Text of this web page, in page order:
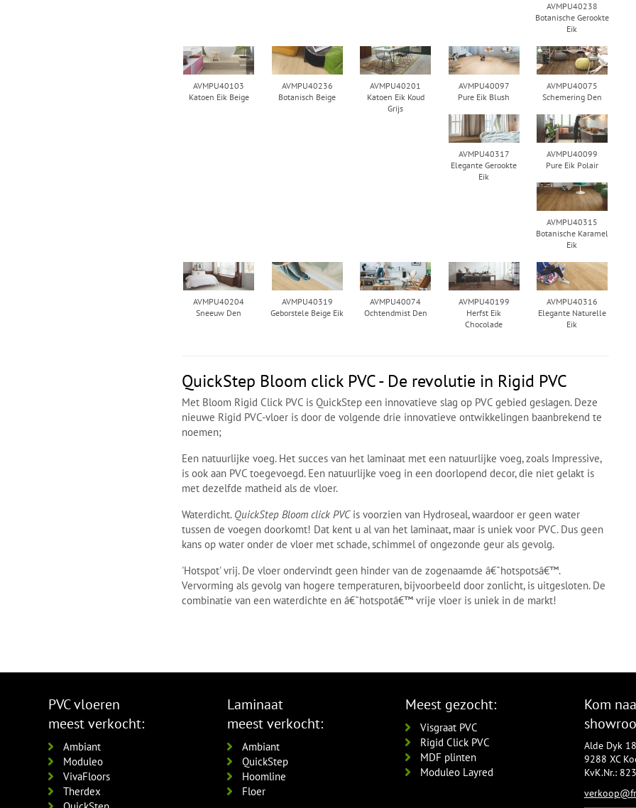
AVMPU40238
Botanische Gerookte
Eik
AVMPU40103
Katoen Eik Beige
AVMPU40236
Botanisch Beige
AVMPU40201
Katoen Eik Koud
Grijs
AVMPU40097
Pure Eik Blush
AVMPU40075
Schemering Den
AVMPU40317
Elegante Gerookte
Eik
AVMPU40099
Pure Eik Polair
AVMPU40315
Botanische Karamel
Eik
AVMPU40204
Sneeuw Den
AVMPU40319
Geborstele Beige Eik
AVMPU40074
Ochtendmist Den
AVMPU40199
Herfst Eik
Chocolade
AVMPU40316
Elegante Naturelle
Eik
QuickStep Bloom click PVC - De revolutie in Rigid PVC
Met Bloom Rigid Click PVC is QuickStep een innovatieve slag op PVC gebied geslagen. Deze
nieuwe Rigid PVC-vloer is door de volgende drie innovatieve ontwikkelingen baanbrekend te
noemen;
Een natuurlijke voeg. Het succes van het laminaat met een natuurlijke voeg, zoals Impressive,
is ook aan PVC toegevoegd. Een natuurlijke voeg in een doorlopend decor, die niet gelakt is
met dezelfde matheid als de vloer.
Waterdicht. QuickStep Bloom click PVCis voorzien van Hydroseal, waardoor er geen water
tussen de voegen doorkomt! Dat kent u al van het laminaat, maar is uniek voor PVC. Dus geen
kans op water onder de vloer met schade, schimmel of ongezonde geur als gevolg.
'Hotspot' vrij. De vloer ondervindt geen hinder van de zogenaamde â€˜hotspotsâ€™.
Vervorming als gevolg van hogere temperaturen, bijvoorbeeld door zonlicht, is uitgesloten. De
combinatie van een waterdichte en â€˜hotspotâ€™ vrije vloer is uniek in de markt!
PVC vloeren
meest verkocht:
Ambiant
Moduleo
VivaFloors
Therdex
Laminaat
meest verkocht:
Ambiant
QuickStep
Hoomline
Floer
Meest gezocht:
Visgraat PVC
Rigid Click PVC
MDF plinten
Moduleo Layred
Kom
Alde Dyk
9288 XC
KvK.Nr.: